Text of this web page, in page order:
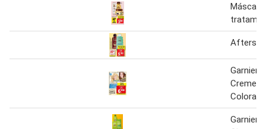
Máscara
Garnier
Creme
Garnier